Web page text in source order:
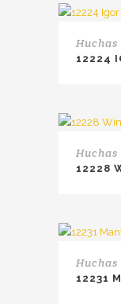
Huchas
12224
Huchas
12228
Huchas
12231